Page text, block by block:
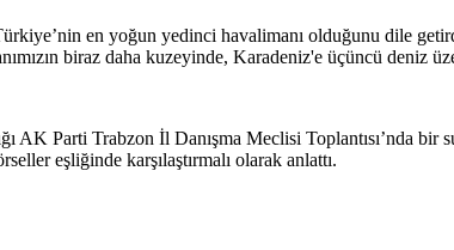
en yoğun yedinci havalimanı olduğunu dile
biraz daha kuzeyinde, Karadeniz'e üçüncü deniz
AK Parti Trabzon İl Danışma Meclisi Toplantısı’nda
eşliğinde karşılaştırmalı olarak anlattı.